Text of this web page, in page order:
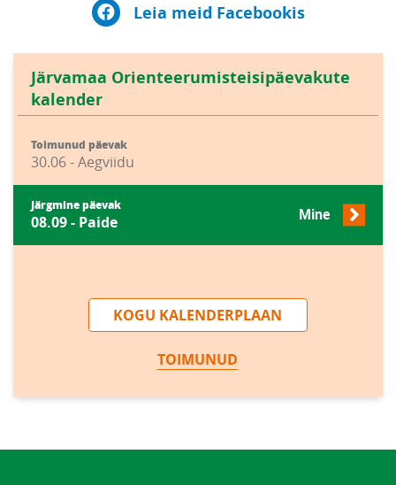
Leia meid Facebookis
Järvamaa Orienteerumisteisipäevakute
kalender
Toimunud päevak
30.06 - Aegviidu
Järgmine päevak
08.09 - Paide Mine
KOGU KALENDERPLAAN
TOIMUNUD